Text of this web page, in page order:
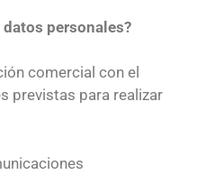
personales?
comercial con el
previstas para realizar